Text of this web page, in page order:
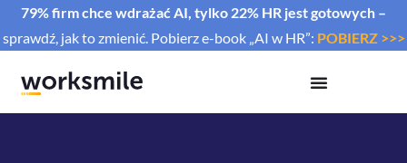
79% firm chce wdrażać AI, tylko 22% HR jest gotowych –
sprawdź, jak to zmienić. Pobierz e-book „AI w HR”: POBIERZ >>>